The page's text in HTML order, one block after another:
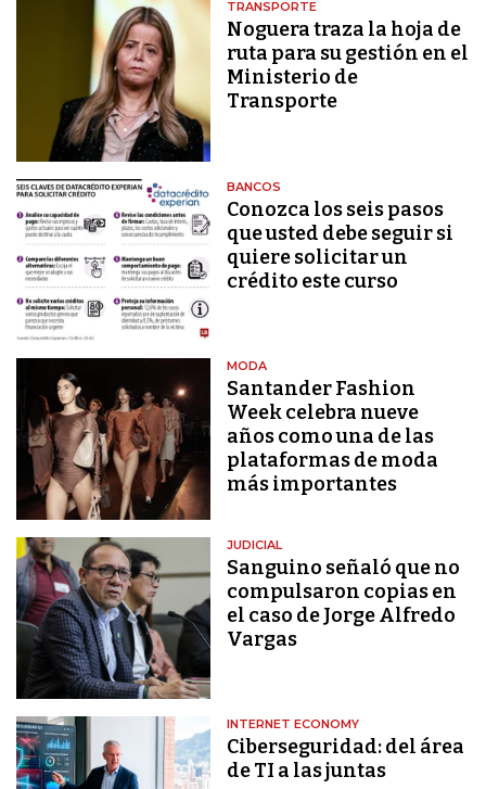
TRANSPORTE
Noguera traza la hoja de
ruta para su gestión en el
Ministerio de
Transporte
BANCOS
Conozca los seis pasos
que usted debe seguir si
quiere solicitar un
crédito este curso
MODA
Santander Fashion
Week celebra nueve
años como una de las
plataformas de moda
más importantes
JUDICIAL
Sanguino señaló que no
compulsaron copias en
el caso de Jorge Alfredo
Vargas
INTERNET ECONOMY
Ciberseguridad: del área
de TI a las juntas